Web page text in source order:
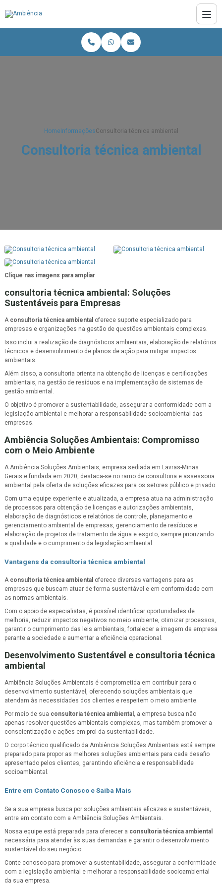
HomeInformaçõesConsultoria técnica ambiental
Consultoria técnica ambiental
Clique nas imagens para ampliar
consultoria técnica ambiental : Soluções
Sustentáveis para Empresas
A consultoria técnica ambiental oferece suporte especializado para
empresas e organizações na gestão de questões ambientais complexas.
Isso inclui a realização de diagnósticos ambientais, elaboração de relatórios
técnicos e desenvolvimento de planos de ação para mitigar impactos
ambientais.
Além disso, a consultoria orienta na obtenção de licenças e certificações
ambientais, na gestão de resíduos e na implementação de sistemas de
gestão ambiental.
O objetivo é promover a sustentabilidade, assegurar a conformidade com a
legislação ambiental e melhorar a responsabilidade socioambiental das
empresas.
Ambiência Soluções Ambientais: Compromisso
com o Meio Ambiente
A Ambiência Soluções Ambientais, empresa sediada em Lavras-Minas
Gerais e fundada em 2020, destaca-se no ramo de consultoria e assessoria
ambiental pela oferta de soluções eficazes para os setores público e privado.
Com uma equipe experiente e atualizada, a empresa atua na administração
de processos para obtenção de licenças e autorizações ambientais,
elaboração de diagnósticos e relatórios de controle, planejamento e
gerenciamento ambiental de empresas, gerenciamento de resíduos e
elaboração de projetos de tratamento de água e esgoto, sempre priorizando
a qualidade e o cumprimento da legislação ambiental.
Vantagens da consultoria técnica ambiental
A consultoria técnica ambiental oferece diversas vantagens para as
empresas que buscam atuar de forma sustentável e em conformidade com
as normas ambientais.
Com o apoio de especialistas, é possível identificar oportunidades de
melhoria, reduzir impactos negativos no meio ambiente, otimizar processos,
garantir o cumprimento das leis ambientais, fortalecer a imagem da empresa
perante a sociedade e aumentar a eficiência operacional.
Desenvolvimento Sustentável e consultoria técnica
ambiental
Ambiência Soluções Ambientais é comprometida em contribuir para o
desenvolvimento sustentável, oferecendo soluções ambientais que
atendam às necessidades dos clientes e respeitem o meio ambiente.
Por meio de sua consultoria técnica ambiental , a empresa busca não
apenas resolver questões ambientais complexas, mas também promover a
conscientização e ações em prol da sustentabilidade.
O corpo técnico qualificado da Ambiência Soluções Ambientais está sempre
preparado para propor as melhores soluções ambientais para cada desafio
apresentado pelos clientes, garantindo eficiência e responsabilidade
socioambiental.
Entre em Contato Conosco e Saiba Mais
Se a sua empresa busca por soluções ambientais eficazes e sustentáveis,
entre em contato com a Ambiência Soluções Ambientais.
Nossa equipe está preparada para oferecer a consultoria técnica ambiental
necessária para atender às suas demandas e garantir o desenvolvimento
sustentável do seu negócio.
Conte conosco para promover a sustentabilidade, assegurar a conformidade
com a legislação ambiental e melhorar a responsabilidade socioambiental
da sua empresa.